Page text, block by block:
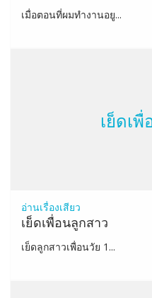
เมื่อตอนที่ผมทำงานอยู...
เย็ดเ
อ่านเรื่องเสียว
เย็ดเพื่อนลูกสาว
เย็ดลูกสาวเพื่อนวัย 1...